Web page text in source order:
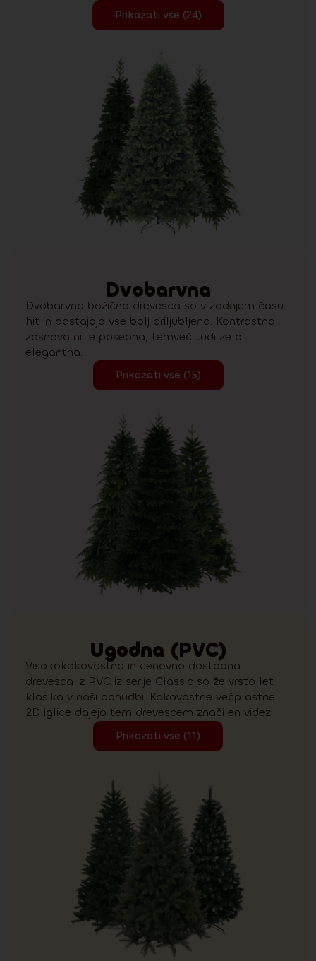
Prikazati vse (24)
Dvobarvna
Dvobarvna božična drevesca so v zadnjem času
hit in postajajo vse bolj priljubljena. Kontrastna
zasnova ni le posebna, temveč tudi zelo
elegantna.
Prikazati vse (15)
Ugodna (PVC)
Visokokakovostna in cenovno dostopna
drevesca iz PVC iz serije Classic so že vrsto let
klasika v naši ponudbi. Kakovostne večplastne
2D iglice dajejo tem drevescem značilen videz.
Prikazati vse (11)